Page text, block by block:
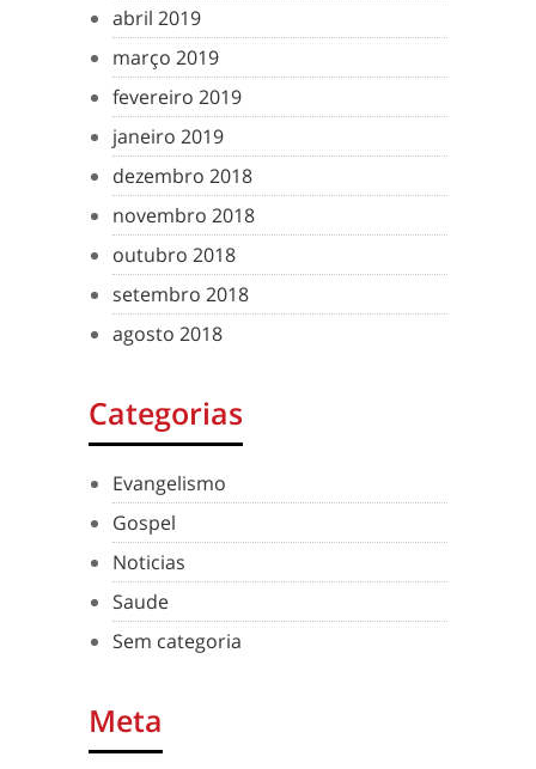
abril 2019
março 2019
fevereiro 2019
janeiro 2019
dezembro 2018
novembro 2018
outubro 2018
setembro 2018
agosto 2018
Categorias
Evangelismo
Gospel
Noticias
Saude
Sem categoria
Meta